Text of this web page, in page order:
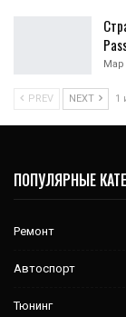
Мар
PREV NEXT 1
ПОПУЛЯРНЫЕ
Ремонт
Автоспорт
Тюнинг